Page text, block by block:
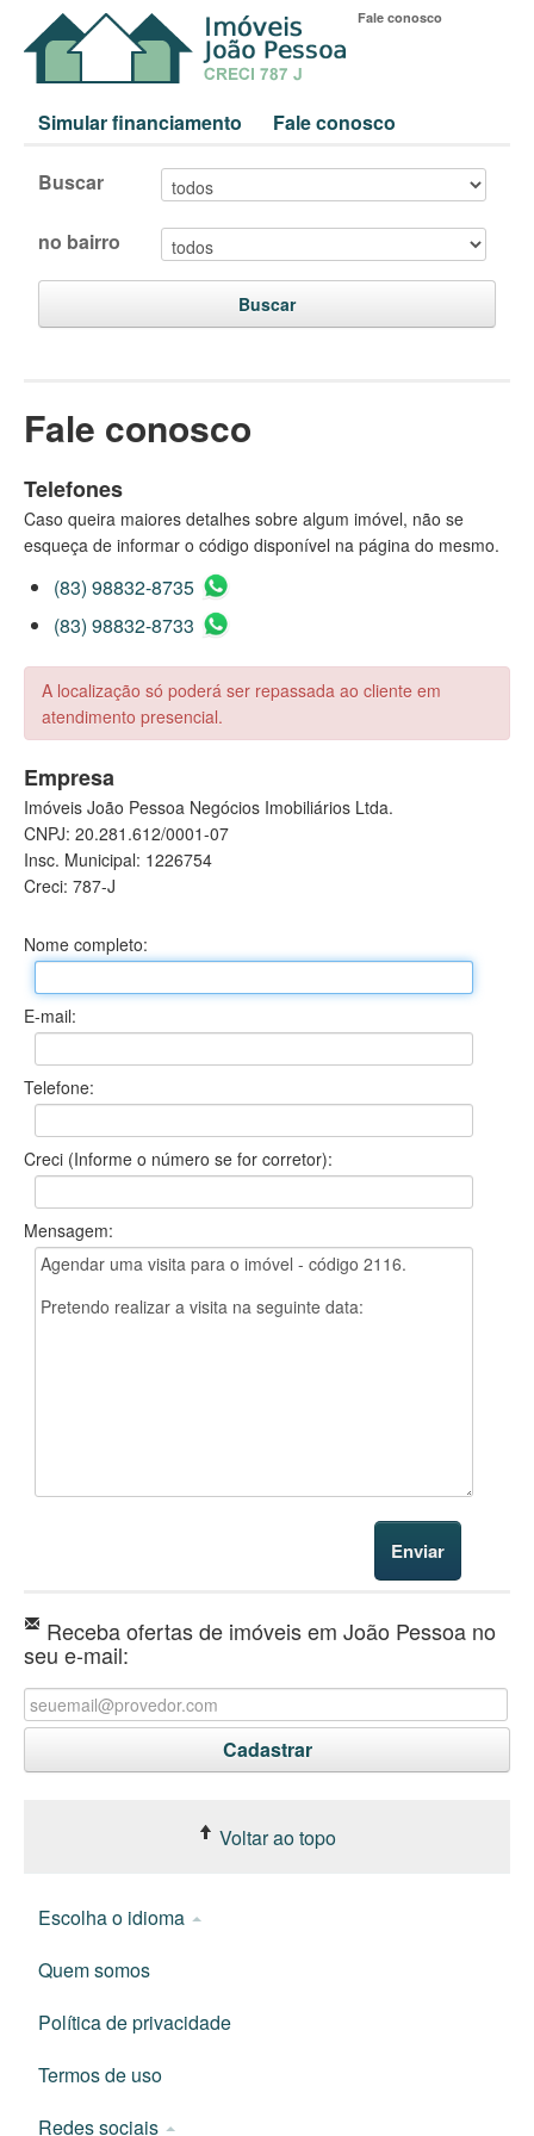
Fale conosco
Simular financiamento Fale conosco
Buscar
no bairro
Buscar
Fale conosco
Telefones
Caso queira maiores detalhes sobre algum imóvel, não se
esqueça de informar o código disponível na página do mesmo.
(83) 98832-8735
(83) 98832-8733
A localização só poderá ser repassada ao cliente em
atendimento presencial.
Empresa
Imóveis João Pessoa Negócios Imobiliários Ltda.
CNPJ: 20.281.612/0001-07
Insc. Municipal: 1226754
Creci: 787-J
Nome completo:
E-mail:
Telefone:
Creci (Informe o número se for corretor):
Mensagem:
Receba ofertas de imóveis em João Pessoa no
seu e-mail:
Voltar ao topo
Escolha o idioma
Quem somos
Política de privacidade
Termos de uso
Redes sociais